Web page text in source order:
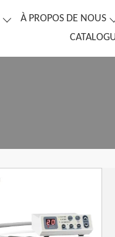
À PROPOS DE NOUS